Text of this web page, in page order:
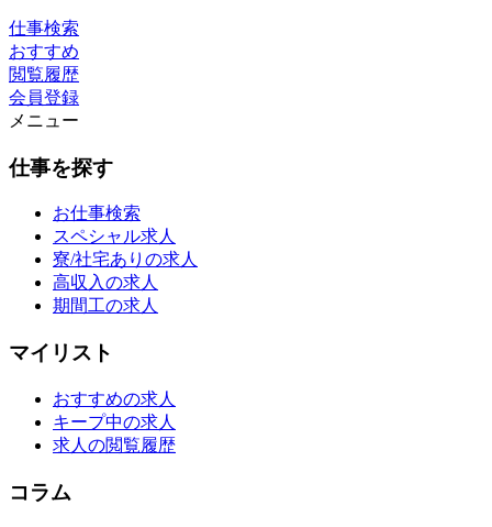
仕事検索
おすすめ
閲覧履歴
会員登録
メニュー
仕事を探す
お仕事検索
スペシャル求人
寮/社宅ありの求人
高収入の求人
期間工の求人
マイリスト
おすすめの求人
キープ中の求人
求人の閲覧履歴
コラム